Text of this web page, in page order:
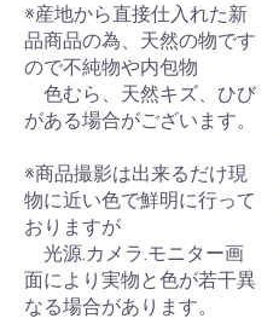
※産地から直接仕入れた新
品商品の為、天然の物です
ので不純物や内包物
色むら、天然キズ、ひび
がある場合がございます。
※商品撮影は出来るだけ現
物に近い色で鮮明に行って
おりますが
光源.カメラ.モニター画
面により実物と色が若干異
なる場合があります。